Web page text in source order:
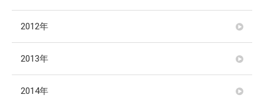
2012年
2013年
2014年